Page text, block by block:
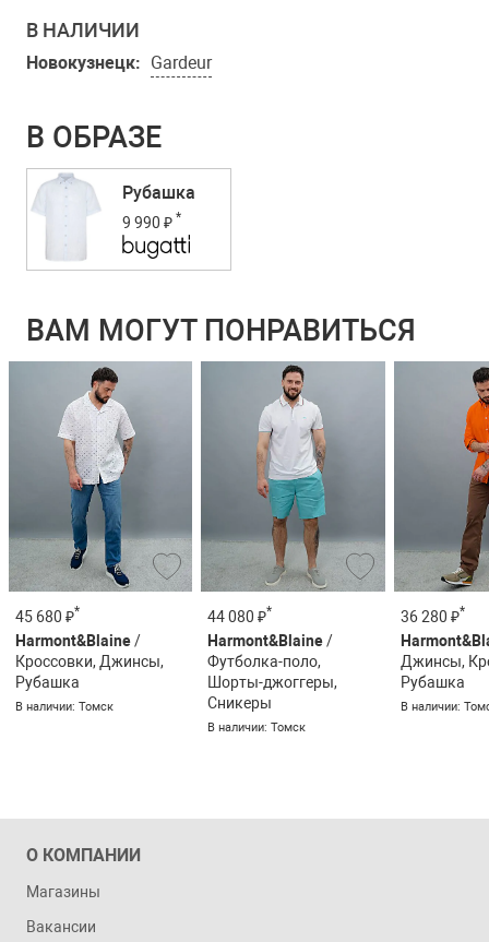
В НАЛИЧИИ
Новокузнецк: Gardeur
В ОБРАЗЕ
Рубашка
9 990 ₽ *
ВАМ МОГУТ ПОНРАВИТЬСЯ
45 680 ₽*
Harmont&Blaine/
Кроссовки, Джинсы,
Рубашка
В наличии: Томск
44 080 ₽*
Harmont&Blaine/
Футболка-поло,
Шорты-джоггеры,
Сникеры
В наличии: Томск
36 280 ₽*
Джинсы,
Рубашка
В наличии:
О КОМПАНИИ
Магазины
Вакансии